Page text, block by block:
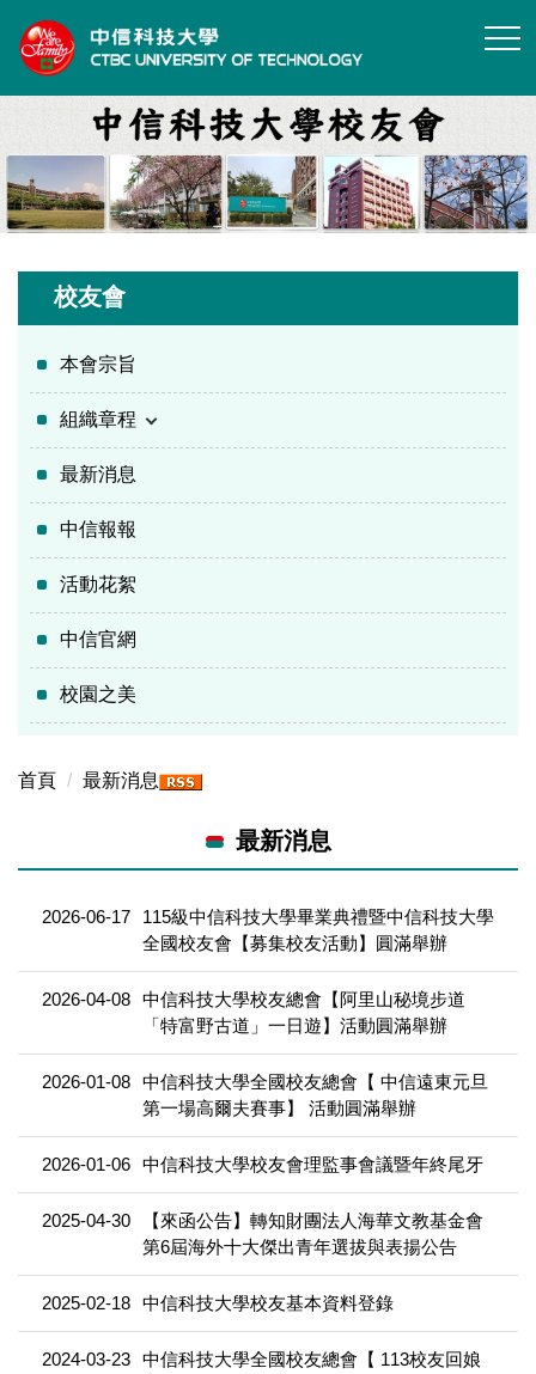
到
主
容
區
校友會
本會宗旨
組織章程
最新消息
中信報報
活動花絮
中信官網
校園之美
首頁 最新消息
最新消息
2026-06-17
115級中信科技大學畢業典禮暨中信科技大學
全國校友會【募集校友活動】圓滿舉辦
2026-04-08 中信科技大學校友總會【阿里山秘境步道
「特富野古道」一日遊】活動圓滿舉辦
2026-01-08 中信科技大學全國校友總會【 中信遠東元旦
第一場高爾夫賽事】 活動圓滿舉辦
2026-01-06 中信科技大學校友會理監事會議暨年終尾牙
2025-04-30
【來函公告】轉知財團法人海華文教基金會
第6屆海外十大傑出青年選拔與表揚公告
2025-02-18 中信科技大學校友基本資料登錄
2024-03-23 中信科技大學全國校友總會【 113校友回娘